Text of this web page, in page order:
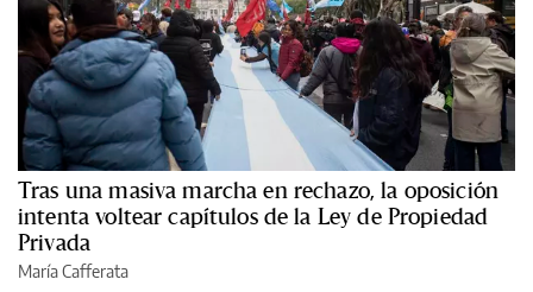
Tras una masiva marcha en rechazo, la oposición
intenta voltear capítulos de la Ley de Propiedad
Privada
María Cafferata